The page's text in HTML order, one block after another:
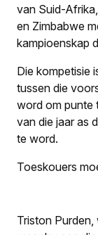
van Suid-
en Zimbabwe
kampioenskap
Die kompetisie
tussen die
word om punte
van die jaar as
te word.
Toeskouers
Triston